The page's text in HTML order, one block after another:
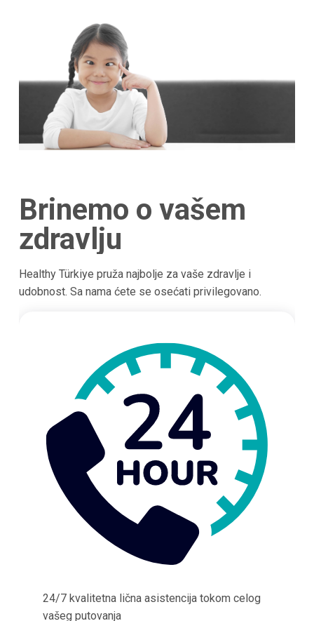
Brinemo o vašem
zdravlju
Healthy Türkiye pruža najbolje za vaše zdravlje i
udobnost. Sa nama ćete se osećati privilegovano.
24/7 kvalitetna lična asistencija tokom celog
vašeg putovanja